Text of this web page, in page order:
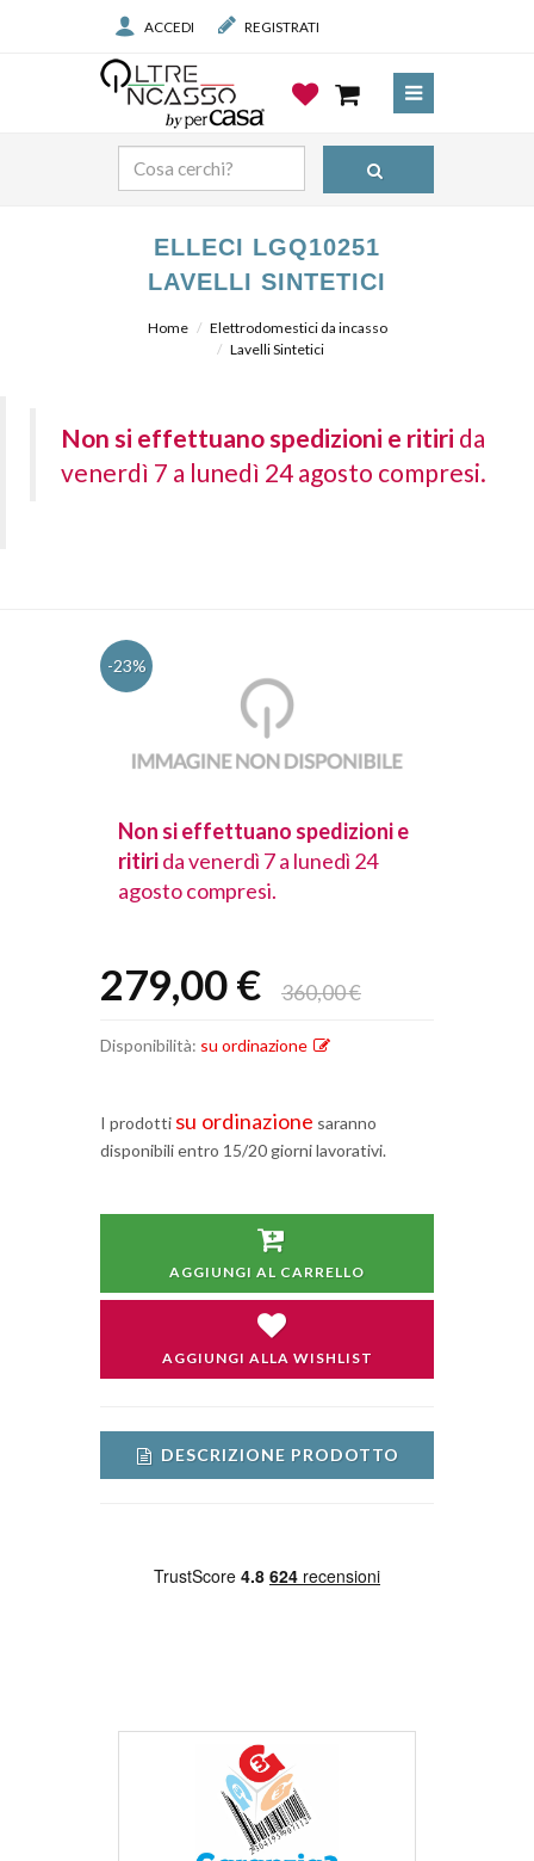
ACCEDI REGISTRATI
ELLECI LGQ10251
LAVELLI SINTETICI
Home
Elettrodomestici da incasso
Lavelli Sintetici
Non si effettuano spedizioni e ritiri da
venerdì 7 a lunedì 24 agosto compresi.
-23%
Non si effettuano spedizioni e
ritirida venerdì 7 a lunedì 24
agosto compresi.
279,00 € 360,00 €
Disponibilità: su ordinazione
I prodotti su ordinazione saranno
disponibili entro 15/20 giorni lavorativi.
AGGIUNGI AL CARRELLO
AGGIUNGI ALLA WISHLIST
DESCRIZIONE PRODOTTO